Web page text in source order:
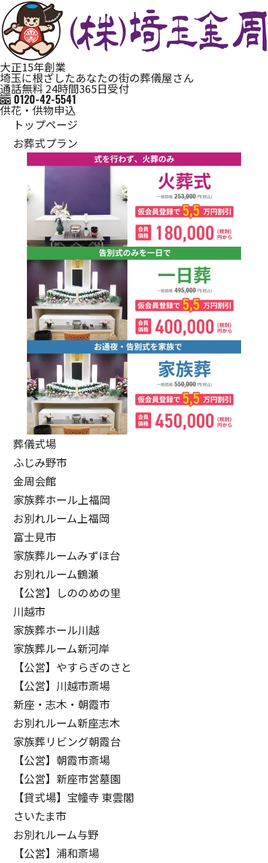
大正15年創業
埼玉に根ざしたあなたの街の葬儀屋さん
通話無料 24時間365日受付
0120-42-5541
供花・供物申込
トップページ
お葬式プラン
葬儀式場
ふじみ野市
金周会館
家族葬ホール上福岡
お別れルーム上福岡
富士見市
家族葬ルームみずほ台
お別れルーム鶴瀬
【公営】しののめの里
川越市
家族葬ホール川越
家族葬ルーム新河岸
【公営】やすらぎのさと
【公営】川越市斎場
新座・志木・朝霞市
お別れルーム新座志木
家族葬リビング朝霞台
【公営】朝霞市斎場
【公営】新座市営墓園
【貸式場】宝幢寺 東雲閣
さいたま市
お別れルーム与野
【公営】浦和斎場